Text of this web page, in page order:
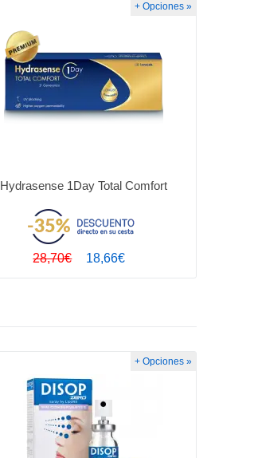
Hydrasense 1Day Total Comfort
18,66€
28,70€
+ Opciones »
+ Opciones »